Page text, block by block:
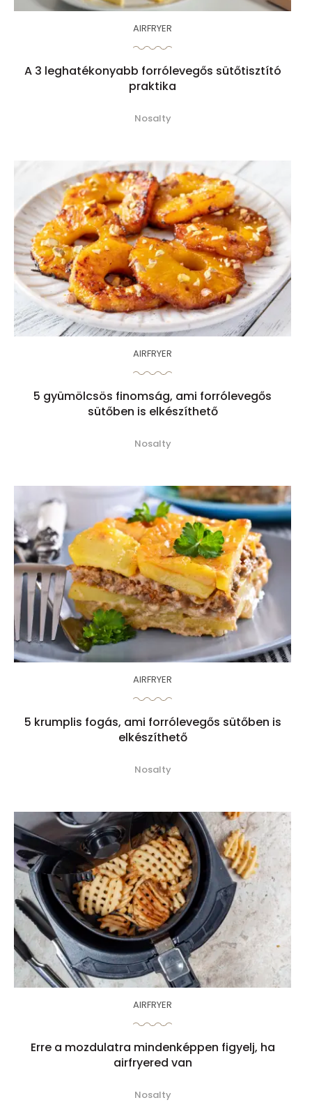
AIRFRYER
A 3 leghatékonyabb forrólevegős sütőtisztító
praktika
Nosalty
AIRFRYER
5 gyümölcsös finomság, ami forrólevegős
sütőben is elkészíthető
Nosalty
AIRFRYER
5 krumplis fogás, ami forrólevegős sütőben is
elkészíthető
Nosalty
AIRFRYER
Erre a mozdulatra mindenképpen figyelj, ha
airfryered van
Nosalty